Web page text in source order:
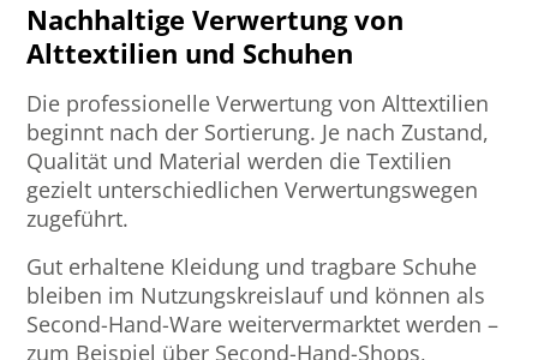
Nachhaltige Verwertung von
Alttextilien und Schuhen
Die professionelle Verwertung von Alttextilien
beginnt nach der Sortierung. Je nach Zustand,
Qualität und Material werden die Textilien
gezielt unterschiedlichen Verwertungswegen
zugeführt.
Gut erhaltene Kleidung und tragbare Schuhe
bleiben im Nutzungskreislauf und können als
Second-Hand-Ware weitervermarktet werden –
zum Beispiel über Second-Hand-Shops,